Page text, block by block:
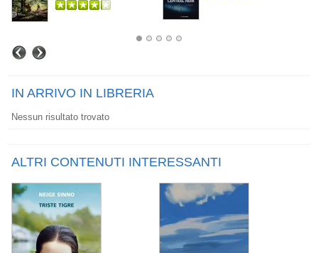
IN ARRIVO IN LIBRERIA
Nessun risultato trovato
ALTRI CONTENUTI INTERESSANTI